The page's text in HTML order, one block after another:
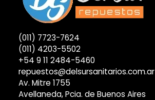
(011) 7723-7624
(011) 4203-5502
+54 9 11 2484-5460
repuestos@delsursanitarios.com.ar
Av. Mitre 1755
Avellaneda, Pcia. de Buenos Aires